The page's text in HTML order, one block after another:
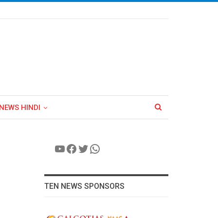
HINDI
YouTube
Facebook
Twitter
WhatsApp
TEN NEWS SPONSORS